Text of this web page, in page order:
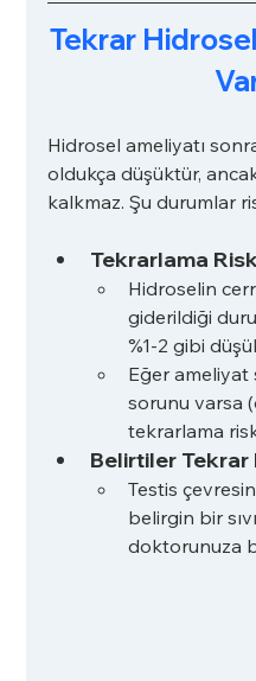
Tekrar
Hidrosel ameliyatı
oldukça düşüktür,
kalkmaz. Şu durumlar
Tekrarlama
Hidroselin
giderildiği
%1-2 gibi
Eğer ameliyat
sorunu varsa
tekrarlama
Belirtiler Tekrar
Testis
belirgin bir
doktorunuza